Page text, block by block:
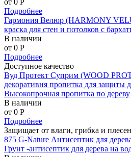
Подробнее
Гармония Велюр (HARMONY
краска для стен и потолков с
В наличии
от 0 P
Подробнее
Доступное качество
Вуд Протект Суприм (WOOD
декоративня пропитка для защиты
Высокопрочная пропитка по дереву
В наличии
от 0 P
Подробнее
Защищает от влаги, грибка и
875 G-Nature Антисептик для
Грунт -антисептик для дерева на